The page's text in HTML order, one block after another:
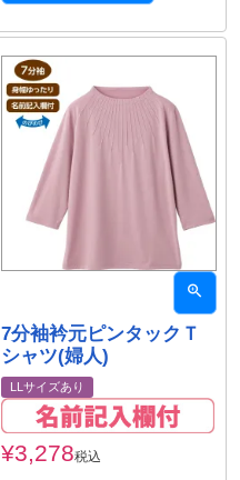
7分袖衿元ピンタックＴ
シャツ(婦人)
LLサイズあり
¥3,278税込